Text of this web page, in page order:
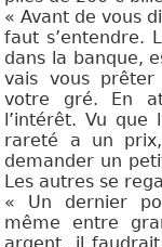
« Avant de vous
faut s’entendre.
dans la banque,
vais vous
votre gré. En
l’intérêt. Vu que
rareté a un
demander un
Les autres se
« Un dernier
même entre